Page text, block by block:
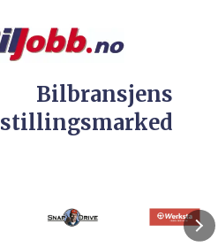
Bilbransjens
stillingsmarked